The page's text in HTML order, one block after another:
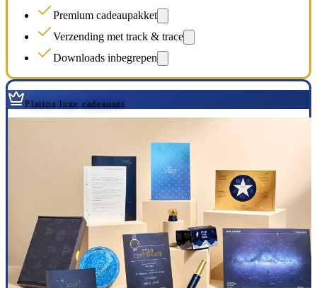
Premium cadeaupakket
Verzending met track & trace
Downloads inbegrepen
Platina luxe cadeauset